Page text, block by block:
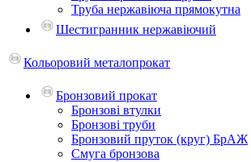
Труба нержавіюча прямокутна
Шестигранник нержавіючий
Кольоровий металопрокат
Бронзовий прокат
Бронзові втулки
Бронзові труби
Бронзовий пруток (круг) БрАЖ
Смуга бронзова